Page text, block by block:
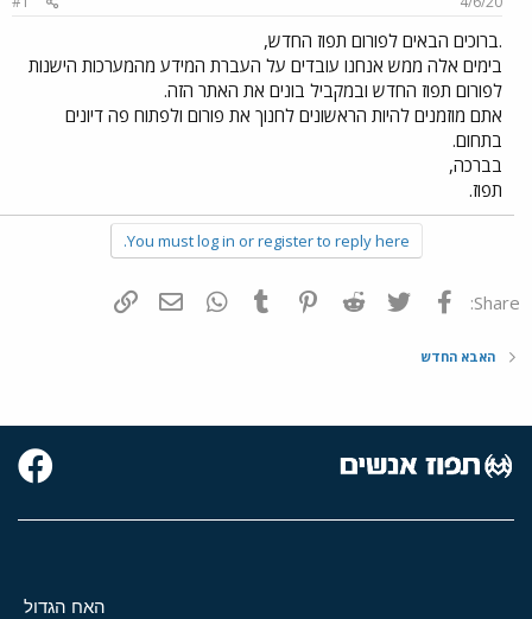
ש
א
ר
י
ך
.ברוכים הבאים לפורום תפוז החדש,
בימים אלה ממש אנחנו עובדים על העברת המידע מהמערכות הישנות
לפורום תפוז החדש ובמקביל בונים את האתר הזה.
אתם מוזמנים להיות הראשונים לחנוך את פורום ולפתוח פה דיונים
בתחום.
בברכה,
תפוז.
You must log in or register to reply here.
Share: פייסבוק Twitter
Reddit
Pinterest
Tumblr
WhatsAppדואר אלקטרוני
האבא החדש
האח הגדול